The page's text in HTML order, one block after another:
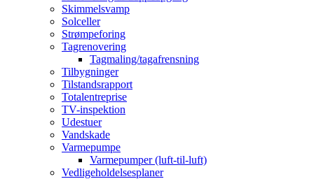
Skimmelsvamp
Solceller
Strømpeforing
Tagrenovering
Tagmaling/tagafrensning
Tilbygninger
Tilstandsrapport
Totalentreprise
TV-inspektion
Udestuer
Vandskade
Varmepumpe
Varmepumper (luft-til-luft)
Vedligeholdelsesplaner